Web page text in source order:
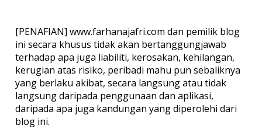
[PENAFIAN] www.farhanajafri.com dan pemilik blog
ini secara khusus tidak akan bertanggungjawab
terhadap apa juga liabiliti, kerosakan, kehilangan,
kerugian atas risiko, peribadi mahu pun sebaliknya
yang berlaku akibat, secara langsung atau tidak
langsung daripada penggunaan dan aplikasi,
daripada apa juga kandungan yang diperolehi dari
blog ini.